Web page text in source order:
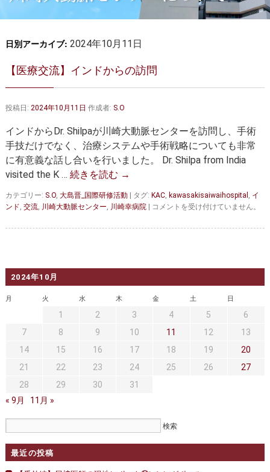
胸部大動脈瘤の治療
腹部大動脈瘤の治療
大動脈弁・大動脈基部の治療 ステントグラフトによる治療
胸部大動脈瘤 胸腹部大動脈瘤
腹部大動脈瘤
ステントグラフトによる治療 年齢・余病
マルファン症候群
大動脈瘤を指摘されたら？
遠方から来院される方は？ 外来予約について
セカンドオピニオン 治療費について
都道府県別紹介病院 良くある質問
正しい病院の選び方
外来予約をされた方へ
採用・医療関係の方へ
日別アーカイブ: 2024年10月11日
【医療交流】インドからの訪問
投稿日: 2024年10月11日 作成者: S.O
インドからDr. Shilpaが川崎大動脈センターを訪問し、手術
手技だけでなく、治療システムや手術戦略についても非常
に有意義な話し合いを行いました。 Dr. Shilpa from India
visited the K … 続きを読む →
カテゴリー: S.O, 大島晋_国際研修活動 タグ: KAC, kawasakisaiwaihospital , イ
ンド, 交流, 川崎大動脈センター, 川崎幸病院
【医
交
の
コメントを受け付けていません。
2024年10月
月 火 水 木 金 土 日
1 2 3 4 5
6
7
8 9 10 11 12
13
14
15 16 17 18 19
20
21
22 23 24 25 26
27
28
29 30
31
« 9月
11月 »
最近の投稿